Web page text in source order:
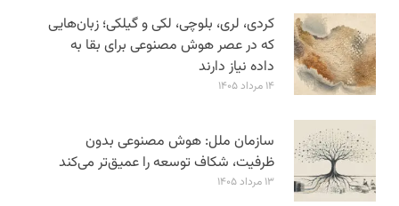
کردی، لری، بلوچی، لکی و گیلکی؛ زبان‌هایی
که در عصر هوش مصنوعی برای بقا به
داده نیاز دارند
۱۴ مرداد ۱۴۰۵
سازمان ملل: هوش مصنوعی بدون
ظرفیت، شکاف توسعه را عمیق‌تر می‌کند
۱۳ مرداد ۱۴۰۵